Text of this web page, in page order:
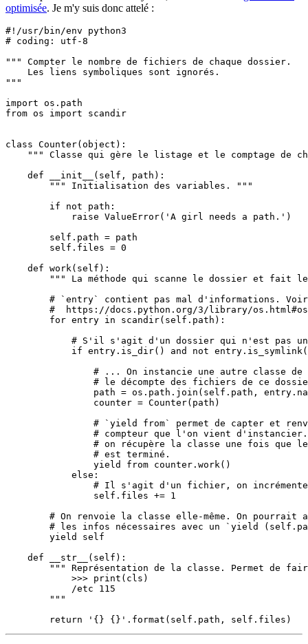
optimisée. Je m'y suis donc attelé :
#!/usr/bin/env python3
# coding: utf-8
""" Compter le nombre de fichiers de chaque dossier.
    Les liens symboliques sont ignorés.
"""
import
from os import scandir
class Counter( object ):
""" Classe qui gère le listage et le comptage de
def
__init__ ( self , path):
""" Initialisation des variables. """
if
not path:
raise ValueError( 'A girl needs a path.' )
self .path = path
self .files = 0
def work ( self ):
""" La méthode qui scanne le dossier et fait
# `entry` contient pas mal d'informations.
#  https://docs.python.org/3/library/
for entry in scandir( self .path):
# S'il s'agit d'un dossier qui n'est pas
if entry. is_dir() and not entry. is_symlink
# ... On instancie une autre classe
# le décompte des fichiers de ce
                path
= os.path. join ( self .path,
                counter
= Counter(path)
# `yield from` permet de capter et
# compteur que l'on vient
# on récupère la classe une fois que le
# est terminé.
                yield
from counter. work ()
else :
# Il s'agit d'un fichier, on incrémente
self .files += 1
# On renvoie la classe elle-même. On pourrait
# les infos nécessaires avec un `yield
        yield
self
def
__str__ ( self ):
""" Représentation de la classe. Permet de
            >>> print(cls)
            /etc 115
        """
return
'{} {}' . format ( self .path, self